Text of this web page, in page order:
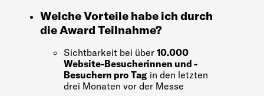
Welche Vorteile habe ich durch
die Award Teilnahme?
Sichtbarkeit bei über 10.000
Website-Besucherinnen und -
Besuchern pro Tag in den letzten
drei Monaten vor der Messe